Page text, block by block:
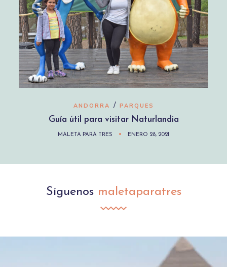
ANDORRA / PARQUES
Guía útil para visitar Naturlandia
MALETA PARA TRES ENERO 28, 2021
Síguenos maletaparatres